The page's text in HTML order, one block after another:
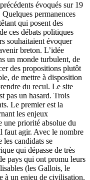
évoqués sur 19
permanences
qui posent des
ces débats politiques
souhaitaient évoquer
breton. L’idée
un monde turbulent, de
des propositions plutôt
de mettre à disposition
du recul. Le site
pas un hasard. Trois
Le premier est la
les enjeux
une priorité absolue du
faut agir. Avec le nombre
les candidats se
qui dépasse de très
pays qui ont promu leurs
(les Gallois, le
à un enjeu de civilisation.